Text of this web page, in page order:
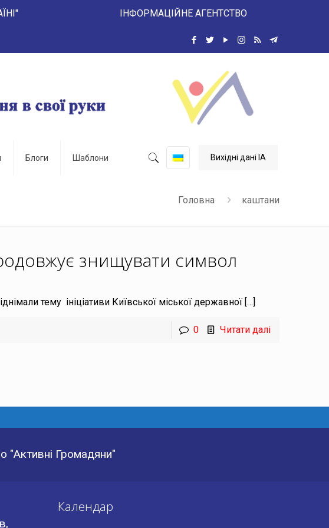
ІНФОРМАЦІЙНЕ АГЕНТСТВО
Блоги Шаблони Вихідні дані ІА
Головна каштани
знищувати символ
тему ініціативи Київської міської державної […]
0 Читати далі
"Активні Громадяни"
Календар